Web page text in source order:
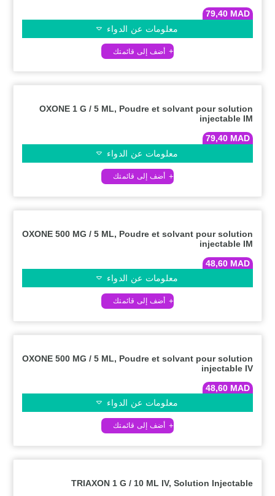
79,40 MAD
معلومات عن الدواء
OXONE 1 G / 5 ML, Poudre et solvant pour solution
injectable IM
79,40 MAD
معلومات عن الدواء
OXONE 500 MG / 5 ML, Poudre et solvant pour solution
injectable IM
48,60 MAD
معلومات عن الدواء
OXONE 500 MG / 5 ML, Poudre et solvant pour solution
injectable IV
48,60 MAD
معلومات عن الدواء
TRIAXON 1 G / 10 ML IV, Solution Injectable